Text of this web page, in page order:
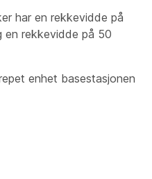
har en rekkevidde på
en rekkevidde på 50
enhet basestasjonen